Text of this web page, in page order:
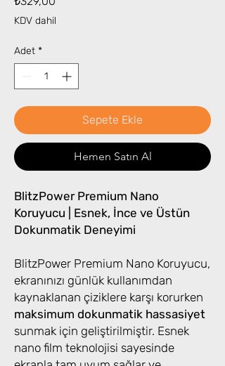
KDV dahil
Adet *
Sepete Ekle
Hemen Satın Al
BlitzPower Premium Nano
Koruyucu | Esnek, İnce ve Üstün
Dokunmatik Deneyimi
BlitzPower Premium Nano Koruyucu,
ekranınızı günlük kullanımdan
kaynaklanan çiziklere karşı korurken
maksimum dokunmatik hassasiyet
sunmak için geliştirilmiştir. Esnek
nano film teknolojisi sayesinde